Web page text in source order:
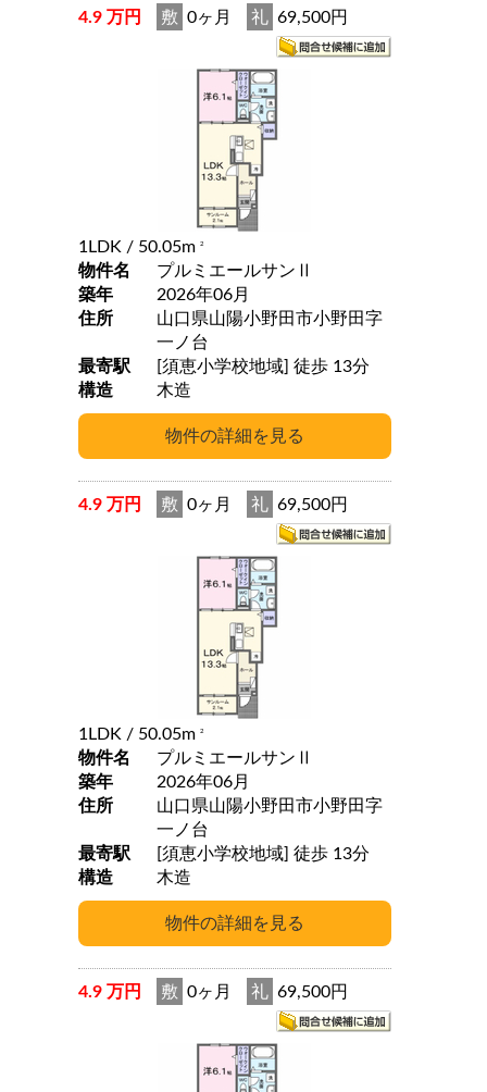
4.9 万円 敷 0ヶ月 礼 69,500円
1LDK / 50.05m 2
物件名
プルミエールサンⅡ
築年
2026年06月
住所
山口県山陽小野田市小野田字
一ノ台
最寄駅
[須恵小学校地域] 徒歩 13分
構造
木造
4.9 万円 敷 0ヶ月 礼 69,500円
1LDK / 50.05m 2
物件名
プルミエールサンⅡ
築年
2026年06月
住所
山口県山陽小野田市小野田字
一ノ台
最寄駅
[須恵小学校地域] 徒歩 13分
構造
木造
4.9 万円 敷 0ヶ月 礼 69,500円